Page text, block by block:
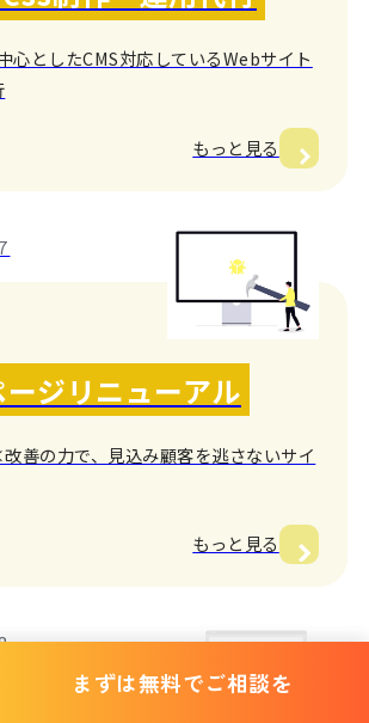
としたCMS対応しているWebサイト
もっと見る
ジリニューアル
善の力で、見込み顧客を逃さないサイ
もっと見る
まずは無料でご相談を